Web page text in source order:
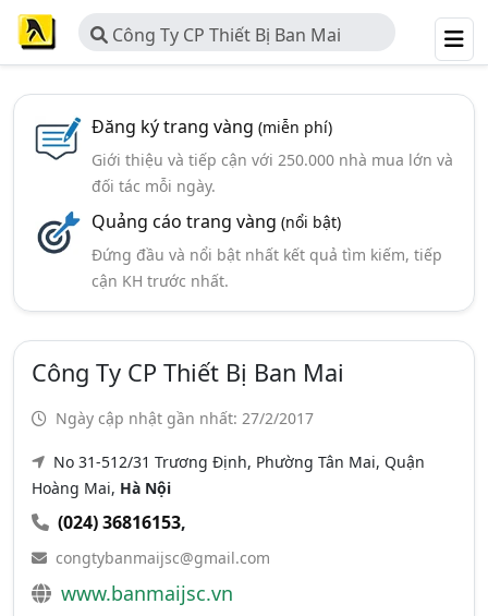
Công Ty CP Thiết Bị Ban Mai
Đăng ký trang vàng (miễn phí)
Giới thiệu và tiếp cận với 250.000 nhà mua lớn và
đối tác mỗi ngày.
Quảng cáo trang vàng (nổi bật)
Đứng đầu và nổi bật nhất kết quả tìm kiếm, tiếp
cận KH trước nhất.
Công Ty CP Thiết Bị Ban Mai
Ngày cập nhật gần nhất: 27/2/2017
No 31-512/31 Trương Định, Phường Tân Mai, Quận
Hoàng Mai, Hà Nội
(024) 36816153,
congtybanmaijsc@gmail.com
www.banmaijsc.vn